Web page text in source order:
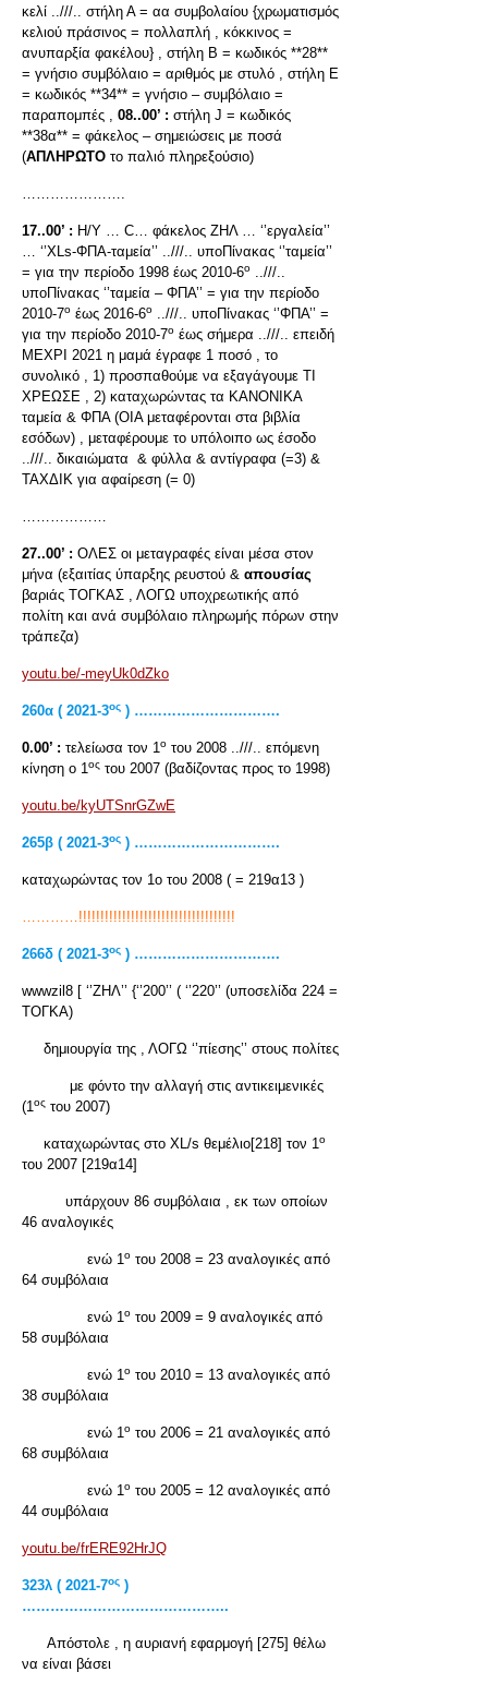
κελί ..///.. στήλη Α = αα συμβολαίου {χρωματισμός
κελιού πράσινος = πολλαπλή , κόκκινος =
ανυπαρξία φακέλου} , στήλη Β = κωδικός **28**
= γνήσιο συμβόλαιο = αριθμός με στυλό , στήλη Ε
= κωδικός **34** = γνήσιο – συμβόλαιο =
παραπομπές , 08..00’ : στήλη J = κωδικός
**38α** = φάκελος – σημειώσεις με ποσά
(ΑΠΛΗΡΩΤΟ το παλιό πληρεξούσιο)
………………….
17..00’ : H/Y … C… φάκελος ΖΗΛ … ‘’εργαλεία’’
… ‘’ΧLs-ΦΠΑ-ταμεία’’ ..///.. υποΠίνακας ‘’ταμεία’’
= για την περίοδο 1998 έως 2010-6ο ..///..
υποΠίνακας ‘’ταμεία – ΦΠΑ’’ = για την περίοδο
2010-7ο έως 2016-6ο ..///.. υποΠίνακας ‘’ΦΠΑ’’ =
για την περίοδο 2010-7ο έως σήμερα ..///.. επειδή
ΜΕΧΡΙ 2021 η μαμά έγραφε 1 ποσό , το
συνολικό , 1) προσπαθούμε να εξαγάγουμε ΤΙ
ΧΡΕΩΣΕ , 2) καταχωρώντας τα ΚΑΝΟΝΙΚΑ
ταμεία & ΦΠΑ (ΟΙΑ μεταφέρονται στα βιβλία
εσόδων) , μεταφέρουμε το υπόλοιπο ως έσοδο
..///.. δικαιώματα & φύλλα & αντίγραφα (=3) &
ΤΑΧΔΙΚ για αφαίρεση (= 0)
………………
27..00’ : ΟΛΕΣ οι μεταγραφές είναι μέσα στον
μήνα (εξαιτίας ύπαρξης ρευστού & απουσίας
βαριάς ΤΟΓΚΑΣ , ΛΟΓΩ υποχρεωτικής από
πολίτη και ανά συμβόλαιο πληρωμής πόρων στην
τράπεζα)
youtu.be/-meyUk0dZko
260α ( 2021-3ος ) ………………………….
0.00’ : τελείωσα τον 1ο του 2008 ..///.. επόμενη
κίνηση ο 1ος του 2007 (βαδίζοντας προς το 1998)
youtu.be/kyUTSnrGZwE
265β ( 2021-3ος ) ………………………….
καταχωρώντας τον 1ο του 2008 ( = 219α13 )
…………!!!!!!!!!!!!!!!!!!!!!!!!!!!!!!!!!!!!
266δ ( 2021-3ος ) ………………………….
wwwzil8 [ ‘’ΖΗΛ’’ {‘’200’’ ( ‘’220’’ (υποσελίδα 224 =
ΤΟΓΚΑ)
δημιουργία της , ΛΟΓΩ ‘’πίεσης’’ στους πολίτες
με φόντο την αλλαγή στις αντικειμενικές
(1ος του 2007)
καταχωρώντας στο XL/s θεμέλιο[218] τον 1ο
του 2007 [219α14]
υπάρχουν 86 συμβόλαια , εκ των οποίων
46 αναλογικές
ενώ 1ο του 2008 = 23 αναλογικές από
64 συμβόλαια
ενώ 1ο του 2009 = 9 αναλογικές από
58 συμβόλαια
ενώ 1ο του 2010 = 13 αναλογικές από
38 συμβόλαια
ενώ 1ο του 2006 = 21 αναλογικές από
68 συμβόλαια
ενώ 1ο του 2005 = 12 αναλογικές από
44 συμβόλαια
youtu.be/frERE92HrJQ
323λ ( 2021-7ος )
……………………………………..
Απόστολε , η αυριανή εφαρμογή [275] θέλω
να είναι βάσει